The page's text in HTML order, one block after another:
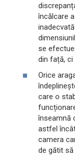
încălcare
se
din față, ci
Orice
care o
înseamnă
astfel
camera
de gătit să